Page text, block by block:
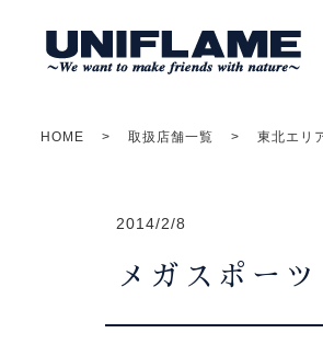
HOME 取扱店舗一覧 東北エリ
2014/2/8
メガスポー